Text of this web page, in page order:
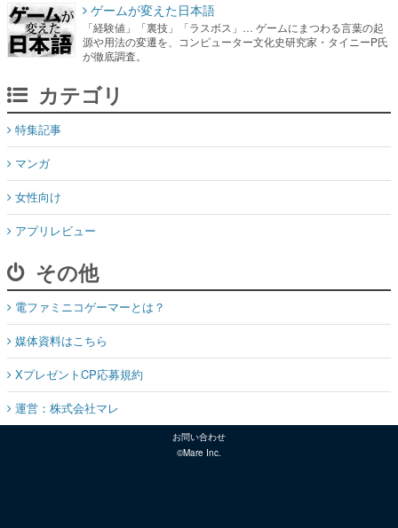
ゲームが変えた日本語
「経験値」「裏技」「ラスボス」… ゲームにまつわる言葉の起
源や用法の変遷を、コンピューター文化史研究家・タイニーP氏
が徹底調査。
カテゴリ
特集記事
マンガ
女性向け
アプリレビュー
その他
電ファミニコゲーマーとは？
媒体資料はこちら
XプレゼントCP応募規約
運営：株式会社マレ
お問い合わせ
©Mare Inc.